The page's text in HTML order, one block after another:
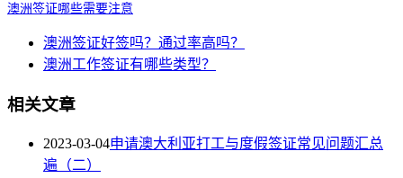
澳洲签证哪些需要注意
澳洲签证好签吗？通过率高吗？
澳洲工作签证有哪些类型？
相关文章
2023-03-04申请澳大利亚打工与度假签证常见问题汇总
遍（二）